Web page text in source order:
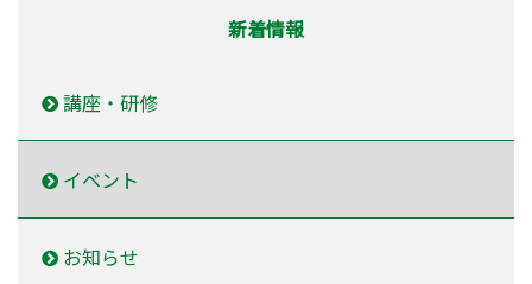
新着情報
講座・研修
イベント
お知らせ